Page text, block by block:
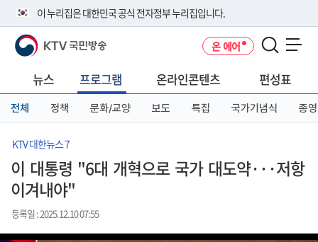
이 누리집은 대한민국 공식 전자정부 누리집입니다.
공식 누리집 주소 확인하기
니다.
이밖에 or.kr 또는 .kr등 다른 도메인 주소를 사용하고 있다면 아래 URL에
서 도메인 주소를 확인해 보세요
KTV 국민방송 온 에어
뉴스 프로그램 온라인콘텐츠 편성표
전체 정책 문화/교양 보도 특집 국가기념식 종영
KTV 대한뉴스 7
이 대통령 "6대 개혁으로 국가 대도약···저항
이겨내야"
등록일 : 2025.12.10 07:55